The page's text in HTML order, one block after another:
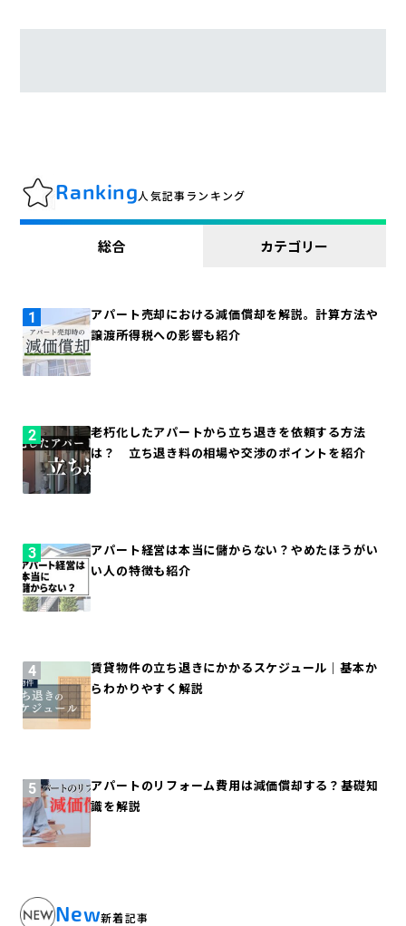
Ranking人気記事ランキング
総合 カテゴリー
アパート売却における減価償却を解説。計算方法や
譲渡所得税への影響も紹介
老朽化したアパートから立ち退きを依頼する方法
は？ 立ち退き料の相場や交渉のポイントを紹介
アパート経営は本当に儲からない？やめたほうがい
い人の特徴も紹介
賃貸物件の立ち退きにかかるスケジュール｜基本か
らわかりやすく解説
アパートのリフォーム費用は減価償却する？基礎知
識を解説
New新着記事